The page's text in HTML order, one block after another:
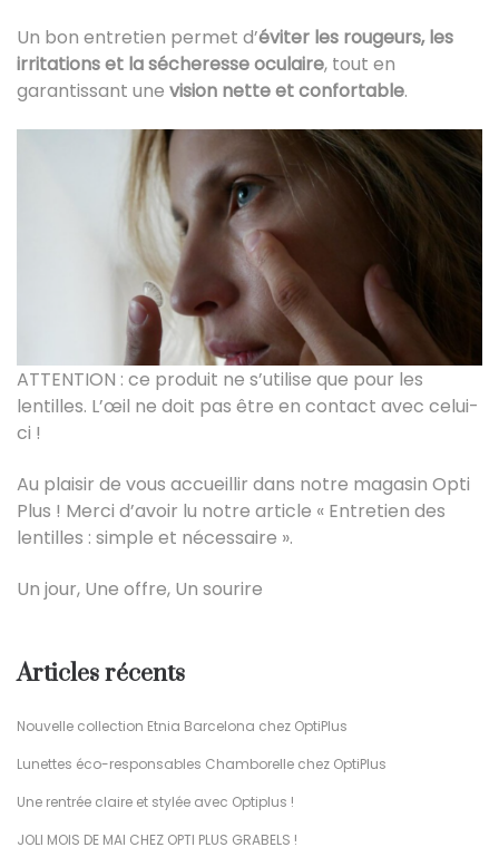
Un bon entretien permet d’éviter les rougeurs, les
irritations et la sécheresse oculaire, tout en
garantissant une vision nette et confortable.
ATTENTION : ce produit ne s’utilise que pour les
lentilles. L’œil ne doit pas être en contact avec celui-
ci !
Au plaisir de vous accueillir dans notre magasin Opti
Plus ! Merci d’avoir lu notre article « Entretien des
lentilles : simple et nécessaire ».
Un jour, Une offre, Un sourire
Articles récents
Nouvelle collection Etnia Barcelona chez OptiPlus
Lunettes éco-responsables Chamborelle chez OptiPlus
Une rentrée claire et stylée avec Optiplus !
JOLI MOIS DE MAI CHEZ OPTI PLUS GRABELS !